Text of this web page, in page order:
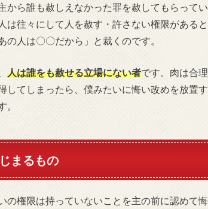
から誰も赦しえなかった罪を赦してもらって
は往々にして人を赦す・許さない権限がある
の人は〇〇だから」と裁くのです。
人は誰をも赦せる立場にない者です。肉は合
してしまったら、僕みたいに悔い改めを放置
。
まるもの
の権限は持っていないことを主の前に認めて